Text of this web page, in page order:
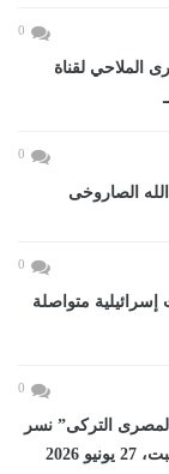
0
الملاحي لقناة
0
0
فى غارات إسرائيلية متواصلة
0
التركى” نسر
الأناضول 2026” بإحدي القواعد...اليوم السبت، 27 يونيو 2026